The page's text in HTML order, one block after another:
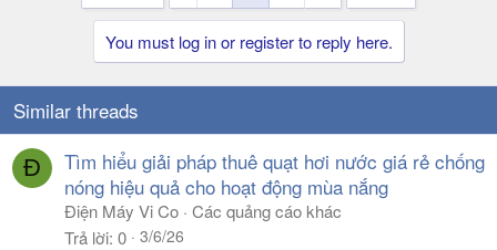
You must log in or register to reply here.
Similar threads
Đ
Tìm hiểu giải pháp thuê quạt hơi nước giá rẻ chống
nóng hiệu quả cho hoạt động mùa nắng
Điện Máy Vi Co Các quảng cáo khác
Trả lời 0 3/6/26